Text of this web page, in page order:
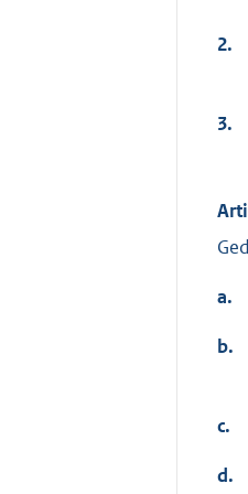
2.
3.
a.
b.
c.
d.